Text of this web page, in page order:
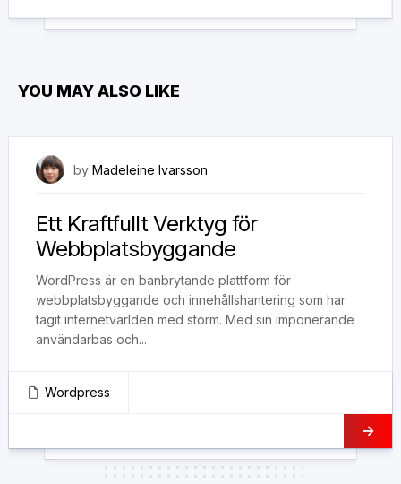
YOU MAY ALSO LIKE
by Madeleine Ivarsson
Ett Kraftfullt Verktyg för
Webbplatsbyggande
WordPress är en banbrytande plattform för
webbplatsbyggande och innehållshantering som har
tagit internetvärlden med storm. Med sin imponerande
användarbas och...
Wordpress